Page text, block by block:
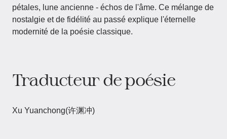
pétales, lune ancienne - échos de l'âme. Ce mélange de
nostalgie et de fidélité au passé explique l'éternelle
modernité de la poésie classique.
Traducteur de poésie
Xu Yuanchong(许渊冲)